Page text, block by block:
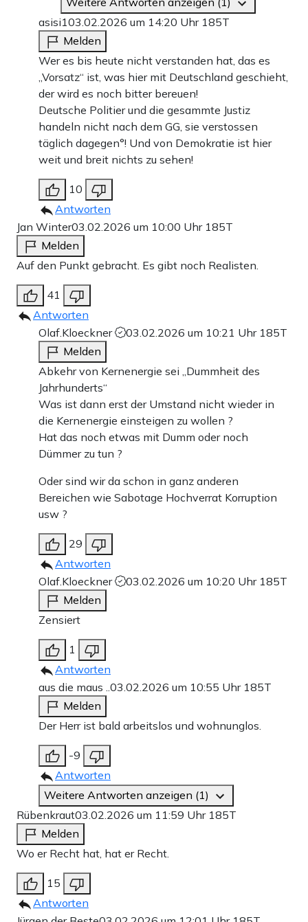
asisi103.02.2026 um 14:20 Uhr 185T
Melden
Wer es bis heute nicht verstanden hat, das es
„Vorsatz“ ist, was hier mit Deutschland geschieht,
der wird es noch bitter bereuen!
Deutsche Politier und die gesammte Justiz
handeln nicht nach dem GG, sie verstossen
täglich dagegen°! Und von Demokratie ist hier
weit und breit nichts zu sehen!
10
Antworten
Jan Winter03.02.2026 um 10:00 Uhr 185T
Melden
Auf den Punkt gebracht. Es gibt noch Realisten.
41
Antworten
Olaf.Kloeckner
03.02.2026 um 10:21 Uhr 185T
Melden
Abkehr von Kernenergie sei „Dummheit des
Jahrhunderts“
Was ist dann erst der Umstand nicht wieder in
die Kernenergie einsteigen zu wollen ?
Hat das noch etwas mit Dumm oder noch
Dümmer zu tun ?
Oder sind wir da schon in ganz anderen
Bereichen wie Sabotage Hochverrat Korruption
usw ?
29
Antworten
Olaf.Kloeckner
03.02.2026 um 10:20 Uhr 185T
Melden
Zensiert
1
Antworten
aus die maus ..03.02.2026 um 10:55 Uhr 185T
Melden
Der Herr ist bald arbeitslos und wohnunglos.
-9
Antworten
Weitere Antworten anzeigen (1)
Rübenkraut03.02.2026 um 11:59 Uhr 185T
Melden
Wo er Recht hat, hat er Recht.
15
Antworten